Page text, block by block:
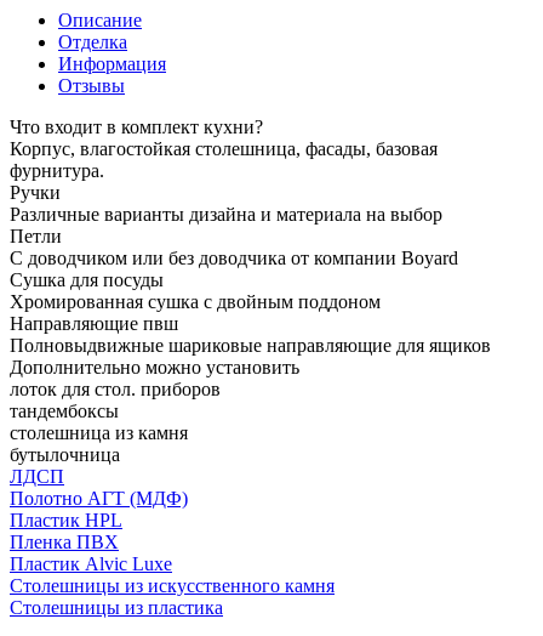
Описание
Отделка
Информация
Отзывы
Что входит в комплект кухни?
Корпус, влагостойкая столешница, фасады, базовая
фурнитура.
Ручки
Различные варианты дизайна и материала на выбор
Петли
С доводчиком или без доводчика от компании Boyard
Сушка для посуды
Хромированная сушка с двойным поддоном
Направляющие пвш
Полновыдвижные шариковые направляющие для ящиков
Дополнительно можно установить
лоток для стол. приборов
тандембоксы
столешница из камня
бутылочница
ЛДСП
Полотно АГТ (МДФ)
Пластик HPL
Пленка ПВХ
Пластик Alvic Luxe
Столешницы из искусственного камня
Столешницы из пластика